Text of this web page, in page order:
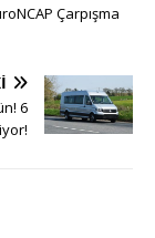
Çarpışma
6